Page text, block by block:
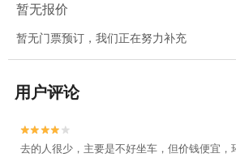
暂无报价
暂无门票预订，我们正在努力补充
用户评论


去的人很少，主要是不好坐车，但价钱便宜，